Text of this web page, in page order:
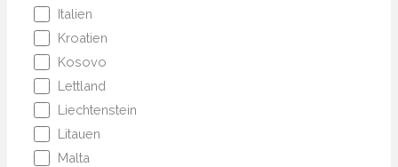
Italien
Kroatien
Kosovo
Lettland
Liechtenstein
Litauen
Malta